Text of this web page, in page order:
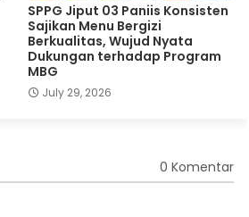
SPPG Jiput 03 Paniis Konsisten
Sajikan Menu Bergizi
Berkualitas, Wujud Nyata
Dukungan terhadap Program
MBG
July 29, 2026
0 Komentar